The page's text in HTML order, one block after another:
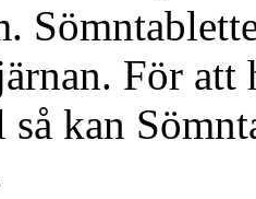
För att
kan